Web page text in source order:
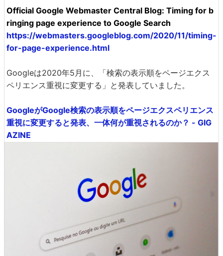
Official Google Webmaster Central Blog: Timing for b
ringing page experience to Google Search
https://webmasters.googleblog.com/2020/11/timing-
for-page-experience.html
Googleは2020年5月に、「検索の表示順をページエクス
ペリエンス重視に変更する」と発表していました。
GoogleがGoogle検索の表示順をページエクスペリエンス
重視に変更すると発表、一体何が重視されるのか？ - GIG
AZINE